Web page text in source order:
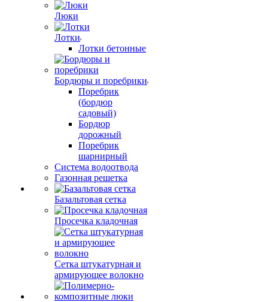
Люки
Лотки
Лотки бетонные
Бордюры и поребрики
Поребрик
(бордюр
садовый)
Бордюр
дорожный
Поребрик
шарнирный
Система водоотвода
Газонная решетка
Базальтовая сетка
Просечка кладочная
Сетка штукатурная и
армирующее волокно